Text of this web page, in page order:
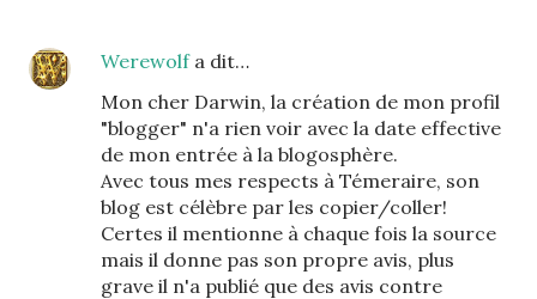
Werewolfa dit…
Mon cher Darwin, la création de mon profil
"blogger" n'a rien voir avec la date effective
de mon entrée à la blogosphère.
Avec tous mes respects à Témeraire, son
blog est célèbre par les copier/coller!
Certes il mentionne à chaque fois la source
mais il donne pas son propre avis, plus
grave il n'a publié que des avis contre